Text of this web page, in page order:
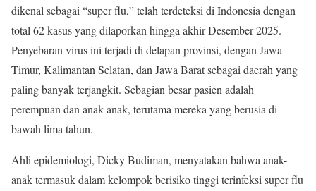
dikenal sebagai “super flu,” telah terdeteksi di Indonesia dengan
total 62 kasus yang dilaporkan hingga akhir Desember 2025.
Penyebaran virus ini terjadi di delapan provinsi, dengan Jawa
Timur, Kalimantan Selatan, dan Jawa Barat sebagai daerah yang
paling banyak terjangkit. Sebagian besar pasien adalah
perempuan dan anak-anak, terutama mereka yang berusia di
bawah lima tahun.
Ahli epidemiologi, Dicky Budiman, menyatakan bahwa anak-
anak termasuk dalam kelompok berisiko tinggi terinfeksi super flu